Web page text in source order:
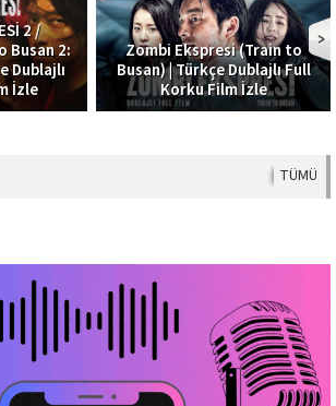
Ekspresi (Train to
| Türkçe Dublajlı Full
Korku Film İzle
Ateş
Türkçe Dublaj
–
TÜMÜ